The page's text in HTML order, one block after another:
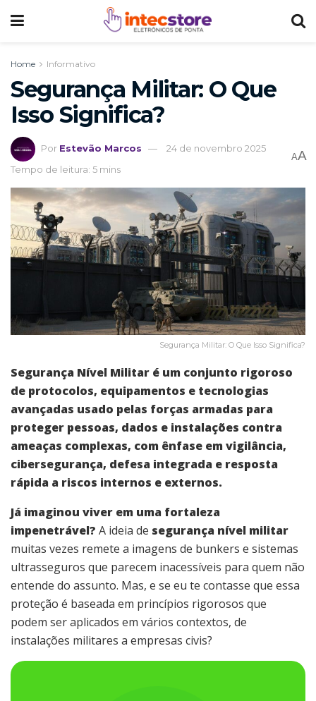
Home Informativo
Segurança Militar: O Que
Isso Significa?
Por Estevão Marcos
24 de novembro 2025
Tempo de leitura: 5 mins
AA
Segurança Militar: O Que Isso Significa?
Segurança Nível Militar é um conjunto rigoroso
de protocolos, equipamentos e tecnologias
avançadas usado pelas forças armadas para
proteger pessoas, dados e instalações contra
ameaças complexas, com ênfase em vigilância,
cibersegurança, defesa integrada e resposta
rápida a riscos internos e externos.
Já imaginou viver em uma fortaleza
impenetrável? A ideia de segurança nível militar
muitas vezes remete a imagens de bunkers e sistemas
ultrasseguros que parecem inacessíveis para quem não
entende do assunto. Mas, e se eu te contasse que essa
proteção é baseada em princípios rigorosos que
podem ser aplicados em vários contextos, de
instalações militares a empresas civis?